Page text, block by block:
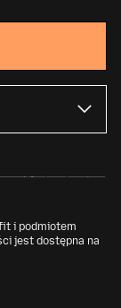
i podmiotem
jest dostępna na